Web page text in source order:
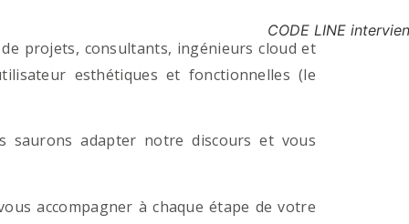
projets, consultants, ingénieurs cloud et
esthétiques et fonctionnelles (le
saurons adapter notre discours et vous
accompagner à chaque étape de votre
CODE LINE